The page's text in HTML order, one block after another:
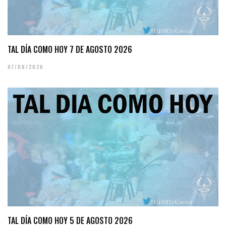
TAL DÍA COMO HOY 7 DE AGOSTO 2026
07/08/2026
TAL DÍA COMO HOY 5 DE AGOSTO 2026